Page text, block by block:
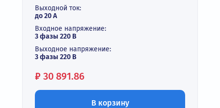
Выходной ток:
до 20 А
Входное напряжение:
3 фазы 220 В
Выходное напряжение:
3 фазы 220 В
Цена:
₽ 30 891.86
В корзину